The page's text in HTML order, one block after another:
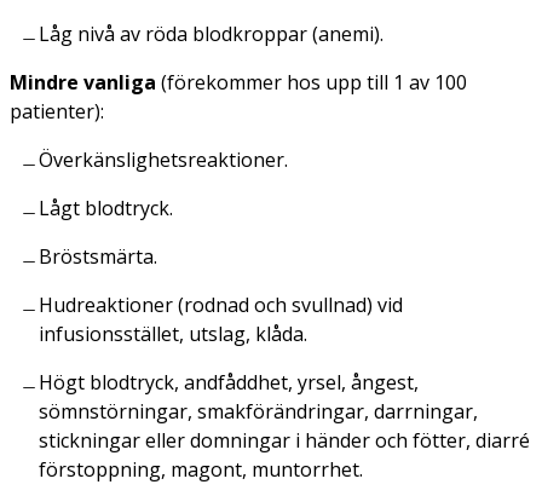
Låg nivå av röda blodkroppar (anemi).
Mindre vanliga (förekommer hos upp till 1 av 100
patienter):
Överkänslighetsreaktioner.
Lågt blodtryck.
Bröstsmärta.
Hudreaktioner (rodnad och svullnad) vid
infusionsstället, utslag, klåda.
Högt blodtryck, andfåddhet, yrsel, ångest,
sömnstörningar, smakförändringar, darrningar,
stickningar eller domningar i händer och fötter, diarré
förstoppning, magont, muntorrhet.